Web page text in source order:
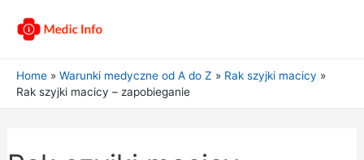
Home Warunki medyczne od A do Z
Rak szyjki macicy
Rak szyjki macicy – zapobieganie